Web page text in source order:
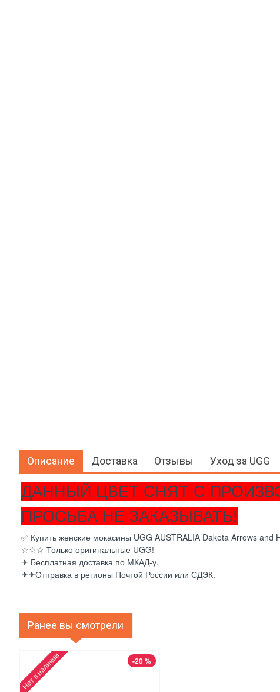
Описание Доставка Отзывы Уход за UGG
ДАННЫЙ ЦВЕТ СНЯТ С
ПРОСЬБА НЕ ЗАКАЗЫВАТЬ!
✅ Купить женские мокасины UGG AUSTRALIA Dakota Arrows and
☆☆☆ Только оригинальные UGG!
✈ Бесплатная доставка по МКАД-у.
✈✈Отправка в регионы Почтой России или СДЭК.
Ранее вы смотрели
-20 %
Нет в наличии